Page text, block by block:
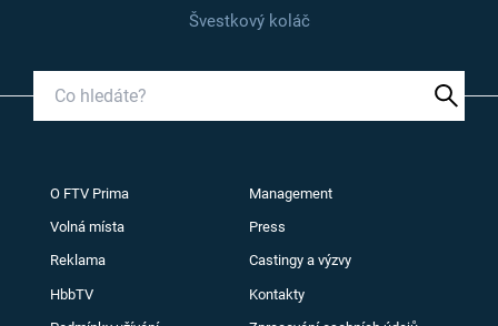
Švestkový koláč
O FTV Prima Management
Volná místa Press
Reklama Castingy a výzvy
HbbTV Kontakty